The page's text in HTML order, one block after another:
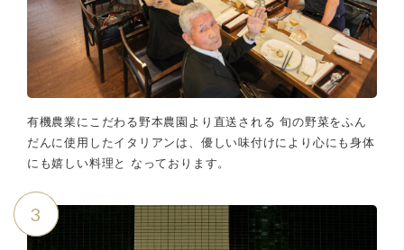
有機農業にこだわる野本農園より直送される 旬の野菜をふん
だんに使用したイタリアンは、優しい味付けにより心にも身体
にも嬉しい料理と なっております。
3